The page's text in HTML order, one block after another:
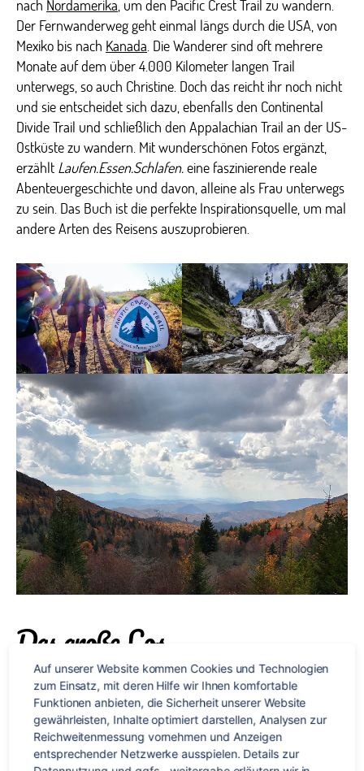
nach Nordamerika, um den Pacific Crest Trail zu wandern.
Der Fernwanderweg geht einmal längs durch die USA, von
Mexiko bis nach Kanada. Die Wanderer sind oft mehrere
Monate auf dem über 4.000 Kilometer langen Trail
unterwegs, so auch Christine. Doch das reicht ihr noch nicht
und sie entscheidet sich dazu, ebenfalls den Continental
Divide Trail und schließlich den Appalachian Trail an der US-
Ostküste zu wandern. Mit wunderschönen Fotos ergänzt,
erzählt Laufen.Essen.Schlafen.eine faszinierende reale
Abenteuergeschichte und davon, alleine als Frau unterwegs
zu sein. Das Buch ist die perfekte Inspirationsquelle, um mal
andere Arten des Reisens auszuprobieren.
Das große Los
Was macht man, wenn man eine halbe Million Euro
gewinnt? Genau, man geht aufWeltreise! Das hat sich auch
Meike gedacht, nachdem sie beiWer wird Millionär?
teilgenommen hatte. 12 Monate lang reist sie durch die Welt
und erkundet dabei 12 Städte auf allen Kontinenten. Was sie
Auf unserer Website kommen Cookies und Technologien
zum Einsatz, mit deren Hilfe wir Ihnen komfortable
Funktionen anbieten, die Sicherheit unserer Website
gewährleisten, Inhalte optimiert darstellen, Analysen zur
Reichweitenmessung vornehmen und Anzeigen
entsprechender Netzwerke ausspielen. Details zur